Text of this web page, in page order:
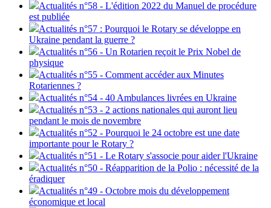
Actualités n°58 - L'édition 2022 du Manuel de procédure
est publiée
Actualités n°57 : Pourquoi le Rotary se développe en
Ukraine pendant la guerre ?
Actualités n°56 - Un Rotarien reçoit le Prix Nobel de
physique
Actualités n°55 - Comment accéder aux Minutes
Rotariennes ?
Actualités n°54 - 40 Ambulances livrées en Ukraine
Actualités n°53 - 2 actions nationales qui auront lieu
pendant le mois de novembre
Actualités n°52 - Pourquoi le 24 octobre est une date
importante pour le Rotary ?
Actualités n°51 - Le Rotary s'associe pour aider l'Ukraine
Actualités n°50 - Réapparition de la Polio : nécessité de la
éradiquer
Actualités n°49 - Octobre mois du développement
économique et local